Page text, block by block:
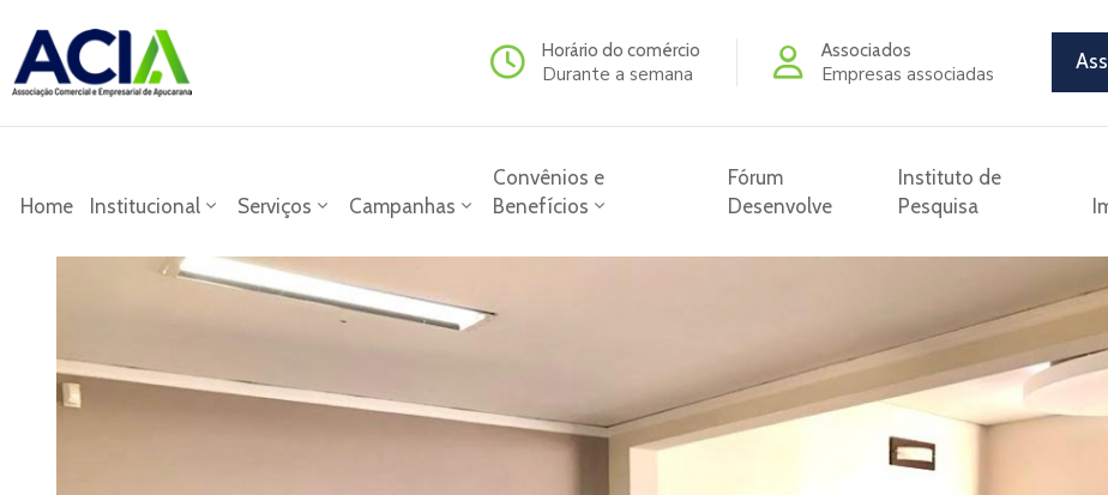
Horário do comércio
Durante a semana
Associados
Empresas associadas
Home Institucional Serviços Campanhas
Convênios e
Benefícios
Fórum
Desenvolve
Instituto de
Pesquisa